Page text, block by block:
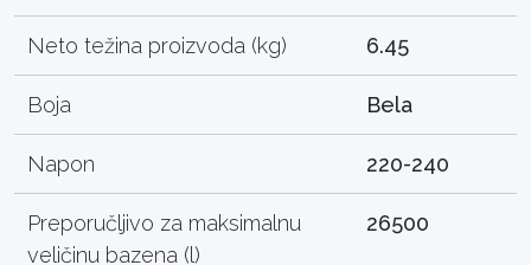
Neto težina proizvoda (kg) 6.45
Boja Bela
Napon 220-240
Preporučljivo za maksimalnu
veličinu bazena (l)
26500